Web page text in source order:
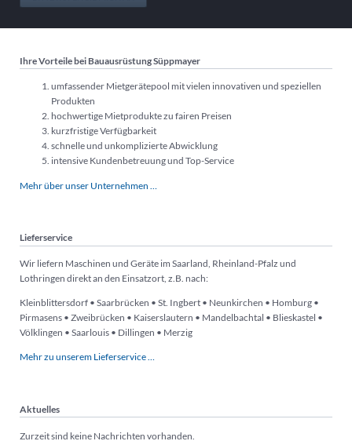
Ihre Vorteile bei Bauausrüstung Süppmayer
umfassender Mietgerätepool mit vielen innovativen und speziellen
Produkten
hochwertige Mietprodukte zu fairen Preisen
kurzfristige Verfügbarkeit
schnelle und unkomplizierte Abwicklung
intensive Kundenbetreuung und Top-Service
Mehr über unser Unternehmen …
Lieferservice
Wir liefern Maschinen und Geräte im Saarland, Rheinland-Pfalz und
Lothringen direkt an den Einsatzort, z.B. nach:
Kleinblittersdorf • Saarbrücken • St. Ingbert • Neunkirchen • Homburg •
Pirmasens • Zweibrücken • Kaiserslautern • Mandelbachtal • Blieskastel •
Völklingen • Saarlouis • Dillingen • Merzig
Mehr zu unserem Lieferservice …
Aktuelles
Zurzeit sind keine Nachrichten vorhanden.